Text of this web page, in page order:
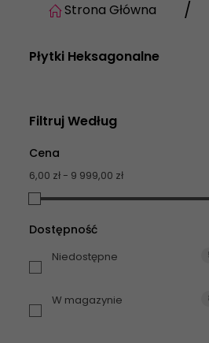
Strona Główna
Płytki Heksagonalne
Filtruj Według
Cena
6,00 zł - 9 999,00 zł
Dostępność
Niedostępne
W magazynie